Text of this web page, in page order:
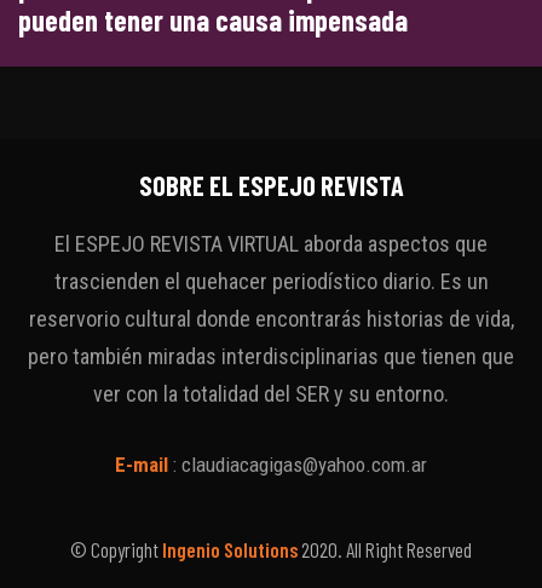
pueden tener una causa impensada
SOBRE EL ESPEJO REVISTA
El ESPEJO REVISTA VIRTUAL aborda aspectos que
trascienden el quehacer periodístico diario. Es un
reservorio cultural donde encontrarás historias de vida,
pero también miradas interdisciplinarias que tienen que
ver con la totalidad del SER y su entorno.
E-mail : claudiacagigas@yahoo.com.ar
© Copyright Ingenio Solutions 2020. All Right Reserved